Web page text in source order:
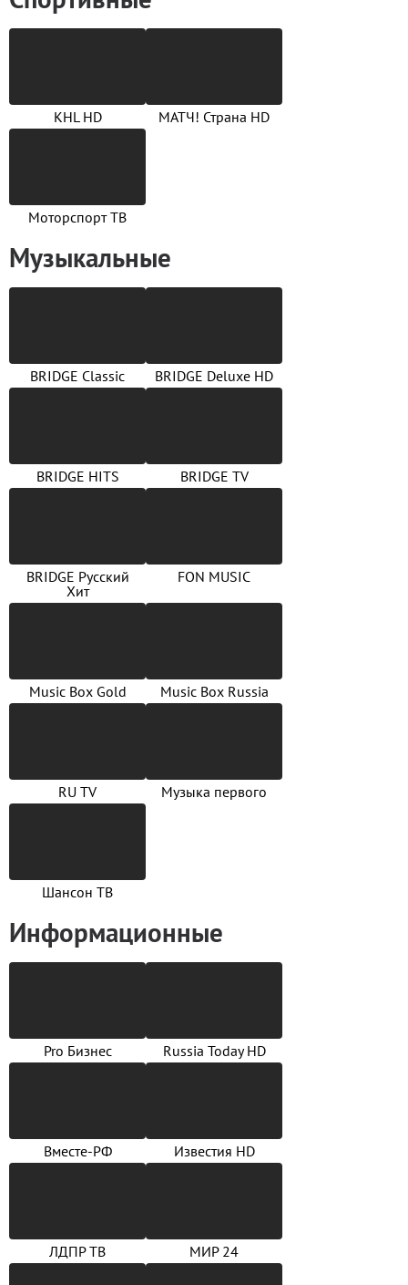
KHL HD МАТЧ! Страна HD
Моторспорт ТВ
Музыкальные
BRIDGE Classic BRIDGE Deluxe HD
BRIDGE HITS BRIDGE TV
BRIDGE Русский
Хит
FON MUSIC
Music Box Gold Music Box Russia
RU TV Музыка первого
Шансон ТВ
Информационные
Pro Бизнес Russia Today HD
Вместе-РФ Известия HD
ЛДПР ТВ МИР 24